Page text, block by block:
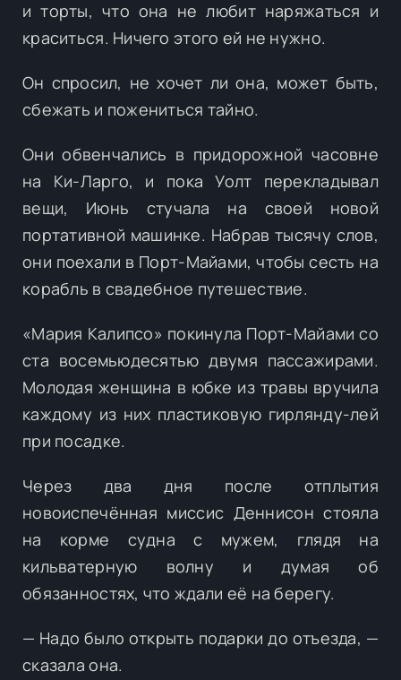
и торты, что она не любит наряжаться и
краситься. Ничего этого ей не нужно.
Он спросил, не хочет ли она, может быть,
сбежать и пожениться тайно.
Они обвенчались в придорожной часовне
на Ки-Ларго, и пока Уолт перекладывал
вещи, Июнь стучала на своей новой
портативной машинке. Набрав тысячу слов,
они поехали в Порт-Майами, чтобы сесть на
корабль в свадебное путешествие.
«Мария Калипсо» покинула Порт-Майами со
ста восемьюдесятью двумя пассажирами.
Молодая женщина в юбке из травы вручила
каждому из них пластиковую гирлянду-лей
при посадке.
Через два дня после отплытия
новоиспечённая миссис Деннисон стояла
на корме судна с мужем, глядя на
кильватерную волну и думая об
обязанностях, что ждали её на берегу.
— Надо было открыть подарки до отъезда, —
сказала она.